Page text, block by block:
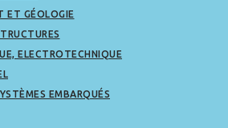
ET GÉOLOGIE
ELECTROTECHNIQUE
EMBARQUÉS